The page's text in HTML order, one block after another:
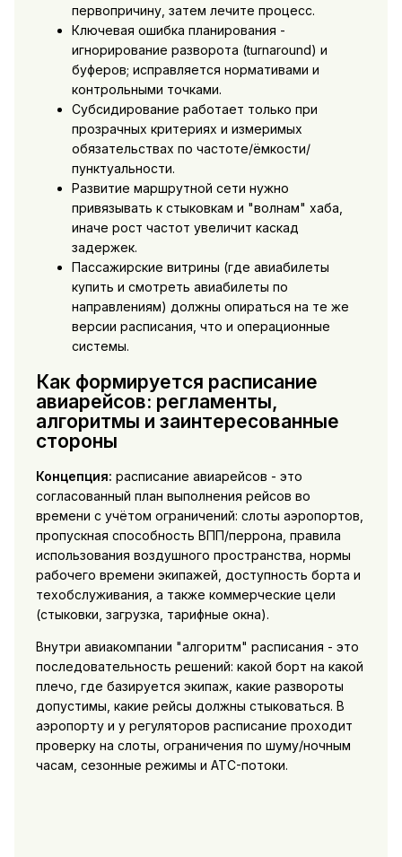
первопричину, затем лечите процесс.
Ключевая ошибка планирования -
игнорирование разворота (turnaround) и
буферов; исправляется нормативами и
контрольными точками.
Субсидирование работает только при
прозрачных критериях и измеримых
обязательствах по частоте/ёмкости/
пунктуальности.
Развитие маршрутной сети нужно
привязывать к стыковкам и "волнам" хаба,
иначе рост частот увеличит каскад
задержек.
Пассажирские витрины (где авиабилеты
купить и смотреть авиабилеты по
направлениям) должны опираться на те же
версии расписания, что и операционные
системы.
Как формируется расписание
авиарейсов: регламенты,
алгоритмы и заинтересованные
стороны
Концепция: расписание авиарейсов - это
согласованный план выполнения рейсов во
времени с учётом ограничений: слоты аэропортов,
пропускная способность ВПП/перрона, правила
использования воздушного пространства, нормы
рабочего времени экипажей, доступность борта и
техобслуживания, а также коммерческие цели
(стыковки, загрузка, тарифные окна).
Внутри авиакомпании "алгоритм" расписания - это
последовательность решений: какой борт на какой
плечо, где базируется экипаж, какие развороты
допустимы, какие рейсы должны стыковаться. В
аэропорту и у регуляторов расписание проходит
проверку на слоты, ограничения по шуму/ночным
часам, сезонные режимы и ATC-потоки.